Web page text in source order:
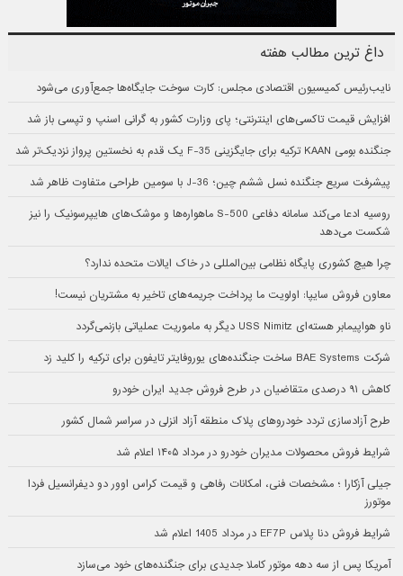
داغ ترین مطالب هفته
نایب‌رئیس کمیسیون اقتصادی مجلس: کارت سوخت جایگاه‌ها جمع‌آوری می‌شود
افزایش قیمت تاکسی‌های اینترنتی؛ پای وزارت کشور به گرانی اسنپ و تپسی باز شد
جنگنده بومی KAAN ترکیه برای جایگزینی F-35 یک قدم به نخستین پرواز نزدیک‌تر شد
پیشرفت سریع جنگنده نسل ششم چین؛ J-36 با سومین طراحی متفاوت ظاهر شد
روسیه ادعا می‌کند سامانه دفاعی S-500 ماهواره‌ها و موشک‌های هایپرسونیک را نیز
شکست می‌دهد
چرا هیچ کشوری پایگاه نظامی بین‌المللی در خاک ایالات متحده ندارد؟
معاون فروش سایپا: اولویت ما پرداخت جریمه‌های تاخیر به مشتریان نیست!
ناو هواپیمابر هسته‌ای USS Nimitz دیگر به ماموریت عملیاتی بازنمی‌گردد
شرکت BAE Systems ساخت جنگنده‌های یوروفایتر تایفون برای ترکیه را کلید زد
کاهش ۹۱ درصدی متقاضیان در طرح فروش جدید ایران خودرو
طرح آزادسازی تردد خودروهای پلاک منطقه آزاد انزلی در سراسر شمال کشور
شرایط فروش محصولات مدیران خودرو در مرداد ۱۴۰۵ اعلام شد
جیلی آزکارا ؛ مشخصات فنی، امکانات رفاهی و قیمت کراس اوور دو دیفرانسیل فردا
موتورز
شرایط فروش دنا پلاس EF7P در مرداد 1405 اعلام شد
آمریکا پس از سه دهه موتور کاملا جدیدی برای جنگنده‌های خود می‌سازد